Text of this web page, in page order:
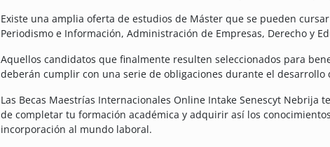
Existe una amplia oferta de estudios de Máster que se pueden
Periodismo e Información, Administración de Empresas, Derecho y
Aquellos candidatos que finalmente resulten seleccionados para
deberán cumplir con una serie de obligaciones durante el
Las Becas Maestrías Internacionales Online Intake Senescyt
de completar tu formación académica y adquirir así los
incorporación al mundo laboral.